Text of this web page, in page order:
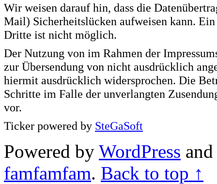
Wir weisen darauf hin, dass die
Mail) Sicherheitslücken aufweisen kann.
Dritte ist nicht möglich.
Der Nutzung von im Rahmen der
zur Übersendung von nicht ausdrücklich
hiermit ausdrücklich widersprochen. Die
Schritte im Falle der unverlangten
vor.
Ticker powered by SteGaSoft
Powered by WordPress
famfamfam. Back to top ↑